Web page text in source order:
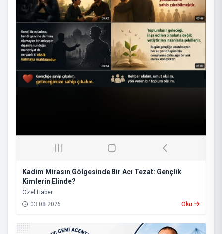
Kadim Mirasın Gölgesinde Bir Acı Tezat: Gençlik
Kimlerin Elinde?
​Özel Haber
03.08.2026
Oku